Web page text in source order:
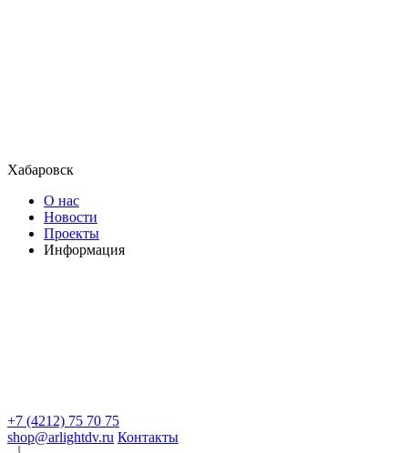
Хабаровск
О нас
Новости
Проекты
Информация
+7 (4212) 75 70 75
shop@arlightdv.ru Контакты